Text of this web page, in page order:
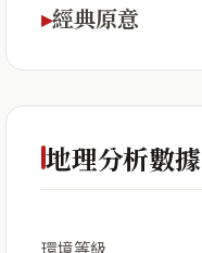
經典原意
地理分析數據